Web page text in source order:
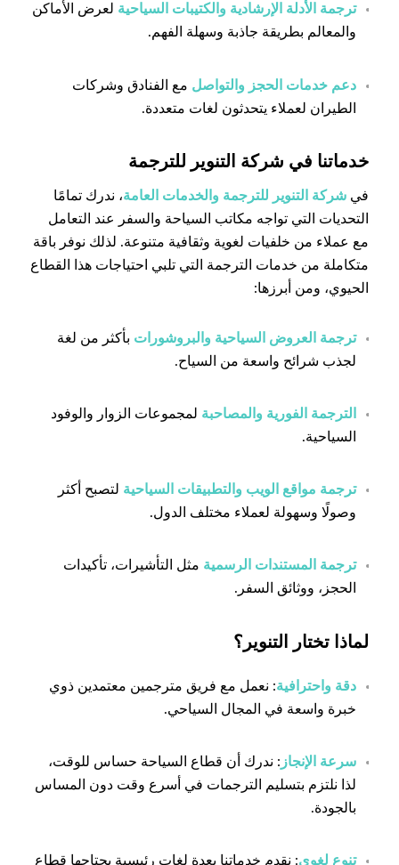
ترجمة الأدلة الإرشادية والكتيبات السياحية لعرض الأماكن
والمعالم بطريقة جاذبة وسهلة الفهم.
دعم خدمات الحجز والتواصل مع الفنادق وشركات
الطيران لعملاء يتحدثون لغات متعددة.
خدماتنا في شركة التنوير للترجمة
في شركة التنوير للترجمة والخدمات العامة، ندرك تمامًا
التحديات التي تواجه مكاتب السياحة والسفر عند التعامل
مع عملاء من خلفيات لغوية وثقافية متنوعة. لذلك نوفر باقة
متكاملة من خدمات الترجمة التي تلبي احتياجات هذا القطاع
الحيوي، ومن أبرزها:
ترجمة العروض السياحية والبروشورات بأكثر من لغة
لجذب شرائح واسعة من السياح.
الترجمة الفورية والمصاحبة لمجموعات الزوار والوفود
السياحية.
ترجمة مواقع الويب والتطبيقات السياحية لتصبح أكثر
وصولًا وسهولة لعملاء مختلف الدول.
ترجمة المستندات الرسمية مثل التأشيرات، تأكيدات
الحجز، ووثائق السفر.
لماذا تختار التنوير؟
دقة واحترافية: نعمل مع فريق مترجمين معتمدين ذوي
خبرة واسعة في المجال السياحي.
سرعة الإنجاز : ندرك أن قطاع السياحة حساس للوقت،
لذا نلتزم بتسليم الترجمات في أسرع وقت دون المساس
بالجودة.
تنوع لغوي: نقدم خدماتنا بعدة لغات رئيسية يحتاجها قطاع